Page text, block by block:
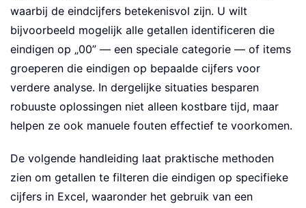
waarbij de eindcijfers betekenisvol zijn. U wilt
bijvoorbeeld mogelijk alle getallen identificeren die
eindigen op „00” — een speciale categorie — of items
groeperen die eindigen op bepaalde cijfers voor
verdere analyse. In dergelijke situaties besparen
robuuste oplossingen niet alleen kostbare tijd, maar
helpen ze ook manuele fouten effectief te voorkomen.
De volgende handleiding laat praktische methoden
zien om getallen te filteren die eindigen op specifieke
cijfers in Excel, waaronder het gebruik van een